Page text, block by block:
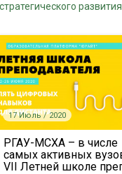
17 Июль / 2020
РГАУ-МСХА – в числе
самых активных
VII Летней школе